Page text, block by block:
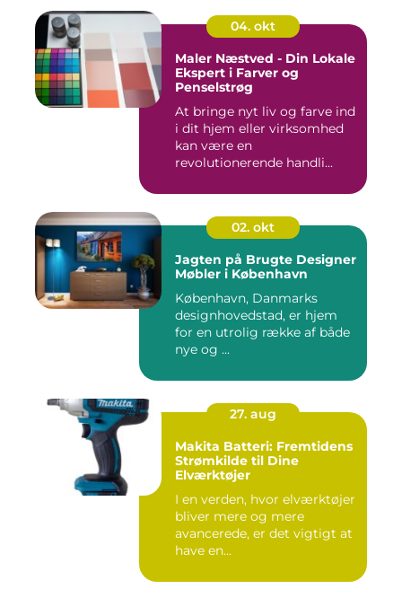
04. okt
Maler Næstved - Din Lokale
Ekspert i Farver og
Penselstrøg
At bringe nyt liv og farve ind
i dit hjem eller virksomhed
kan være en
revolutionerende handli...
02. okt
Jagten på Brugte Designer
Møbler i København
København, Danmarks
designhovedstad, er hjem
for en utrolig række af både
nye og ...
27. aug
Makita Batteri: Fremtidens
Strømkilde til Dine
Elværktøjer
I en verden, hvor elværktøjer
bliver mere og mere
avancerede, er det vigtigt at
have en...